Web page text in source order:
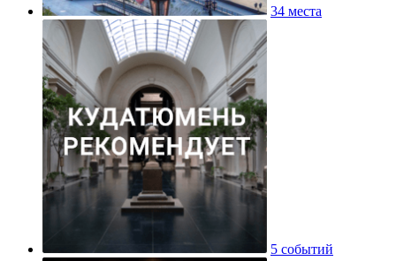
34 места
5 событий